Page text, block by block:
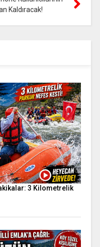
Kaldıracak!
3 Kilometrelik